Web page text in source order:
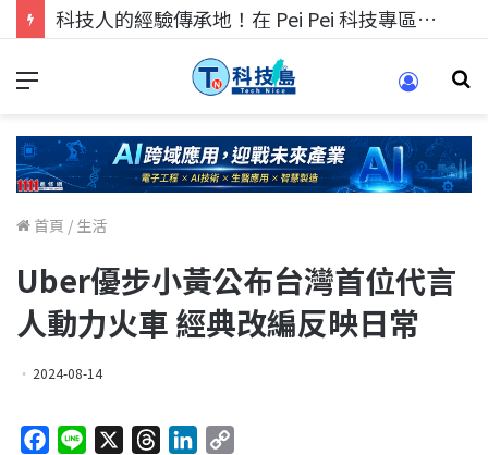
科技人的經驗傳承地！在 Pei Pei 科技專區，與學弟妹交流最硬核的技術
首頁 / 生活
Uber優步小黃公布台灣首位代言
人動力火車 經典改編反映日常
2024-08-14